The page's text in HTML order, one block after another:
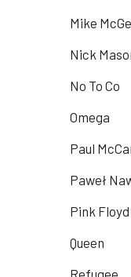
Mike
Nick
No To Co
Omega
Paul
Paweł
Pink Floyd
Queen
Refugee